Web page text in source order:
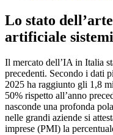
Lo stato
artificiale
Il mercato dell’IA in Italia
precedenti. Secondo i dati
2025 ha raggiunto gli 1,8
50% rispetto all’anno
nasconde una profonda
nelle grandi aziende si
imprese (PMI) la